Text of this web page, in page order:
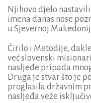
Njihovo djelo
imena danas nose
u Sjevernoj
Ćirilo i Metodije,
već slovenski
nasljeđe pripada
Druga je stvar što je
proglasila državnim
nasljeđa veže